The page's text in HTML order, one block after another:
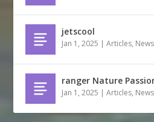
jetscool
Jan 1, 2025 |Articles,
ranger Nature
Jan 1, 2025 |Articles,